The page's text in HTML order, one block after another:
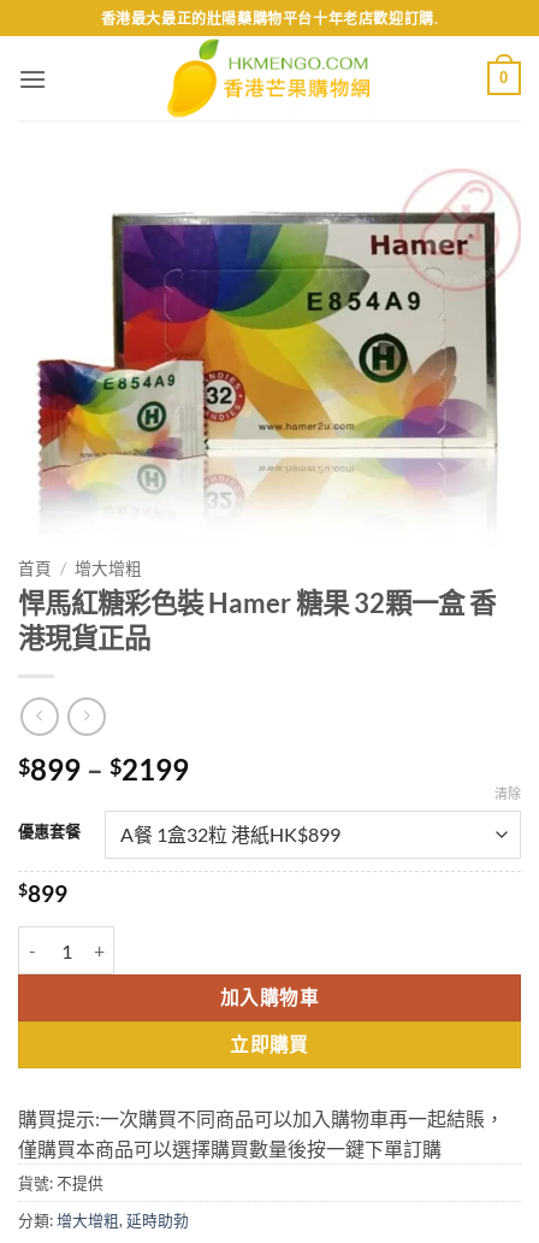
to
content
香港最大最正的壯陽藥購物平台十年老店歡迎訂購.
0
首頁 / 增大增粗
悍馬紅糖彩色裝 Hamer 糖果 32顆一盒 香
港現貨正品
$899 – $2199Price
$899
through
$2199
優惠套餐
清除
$899
加入購物車
立即購買
購買提示:一次購買不同商品可以加入購物車再一起結賬，
僅購買本商品可以選擇購買數量後按一鍵下單訂購
貨號:不提供
分類:增大增粗, 延時助勃